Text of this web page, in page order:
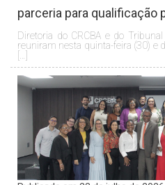
parceria para qualificação
Diretoria do CRCBA e do
reuniram nesta quinta-feira (30) e